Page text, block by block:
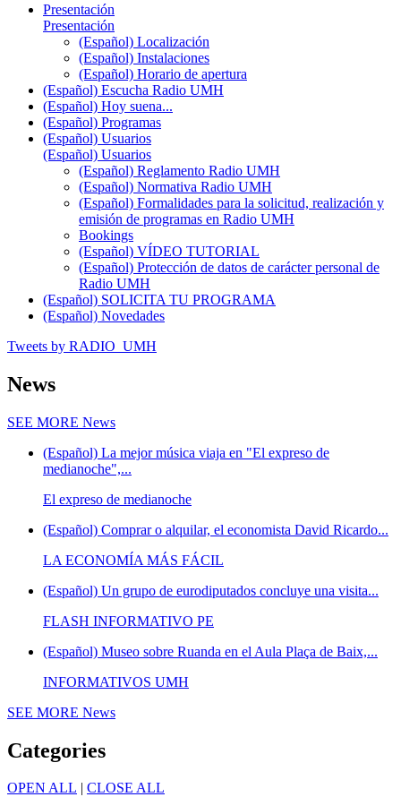
Presentación
Presentación
(Español) Localización
(Español) Instalaciones
(Español) Horario de apertura
(Español) Escucha Radio UMH
(Español) Hoy suena...
(Español) Programas
(Español) Usuarios
(Español) Usuarios
(Español) Reglamento Radio UMH
(Español) Normativa Radio UMH
(Español) Formalidades para la solicitud, realización y
emisión de programas en Radio UMH
Bookings
(Español) VÍDEO TUTORIAL
(Español) Protección de datos de carácter personal de
Radio UMH
(Español) SOLICITA TU PROGRAMA
(Español) Novedades
Tweets by RADIO_UMH
News
SEE MORE News
(Español) La mejor música viaja en "El expreso de
medianoche",...
El expreso de medianoche
(Español) Comprar o alquilar, el economista David Ricardo...
LA ECONOMÍA MÁS FÁCIL
(Español) Un grupo de eurodiputados concluye una visita...
FLASH INFORMATIVO PE
(Español) Museo sobre Ruanda en el Aula Plaça de Baix,...
INFORMATIVOS UMH
SEE MORE News
Categories
OPEN ALL | CLOSE ALL